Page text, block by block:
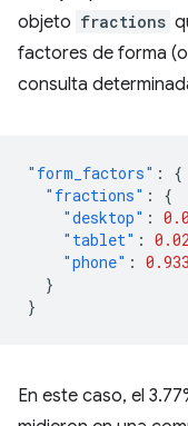
objeto fractions
factores de forma
consulta
"form_factors" :
{
"fractions" :
{
"desktop" :
"tablet" :
"phone" :
}
}
En este caso, el